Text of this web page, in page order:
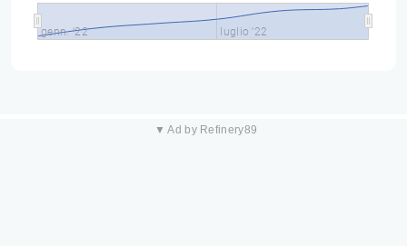
genn. '22 luglio '22
▼ Ad by Refinery89